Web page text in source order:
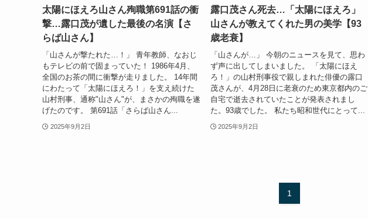
太陽にほえろ山さん殉職第691話の衝
撃…露口茂が遺した最後の名演【さ
らば山さん】
「山さんが撃たれた…！」 青年教師、なおじ
もテレビの前で固まっていた！ 1986年4月、
全国のお茶の間に衝撃が走りました。 14年間
にわたって「太陽にほえろ！」を支え続けた
山村刑事、通称"山さん"が、まさかの殉職を遂
げたのです。 第691話「さらば山さん...
2025年9月2日
露口茂さん死去…「太陽にほえろ」
山さんが教えてくれた男の美学【93
歳老衰】
「山さんが…」 今朝のニュースを見て、思わ
ず声に出してしまいました。 「太陽にほえ
ろ！」の山村刑事役で親しまれた俳優の露口
茂さんが、4月28日に老衰のため東京都内のご
自宅で逝去されていたことが発表されまし
た。93歳でした。 私たち昭和世代にとって...
2025年9月2日
1